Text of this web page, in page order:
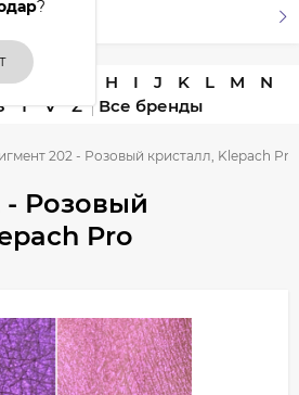
?
E H I J K L M
N
T V Z
202 - Розовый кристалл, Klepach Pro
- Розовый
Pro